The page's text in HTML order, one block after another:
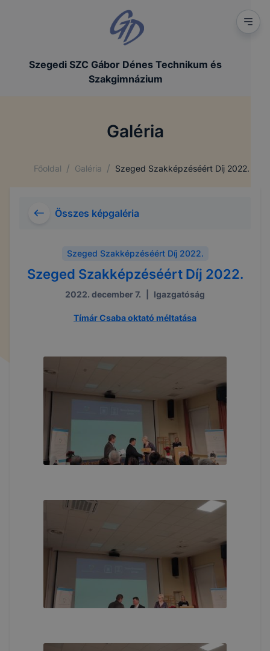
Szegedi SZC Gábor Dénes Technikum és
Szakgimnázium
Galéria
Főoldal / Galéria / Szeged Szakképzéséért Díj 2022.
Összes képgaléria
Szeged Szakképzéséért Díj 2022.
Szeged Szakképzéséért Díj 2022.
2022. december 7. Igazgatóság
Tímár Csaba oktató méltatása